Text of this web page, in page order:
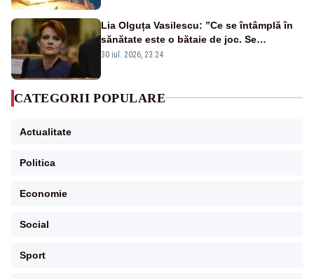
Lia Olguța Vasilescu: ”Ce se întâmplă în
sănătate este o bătaie de joc. Se
guvernează extraordinar de prost”
30 iul. 2026, 23:24
CATEGORII POPULARE
Actualitate
Politica
Economie
Social
Sport